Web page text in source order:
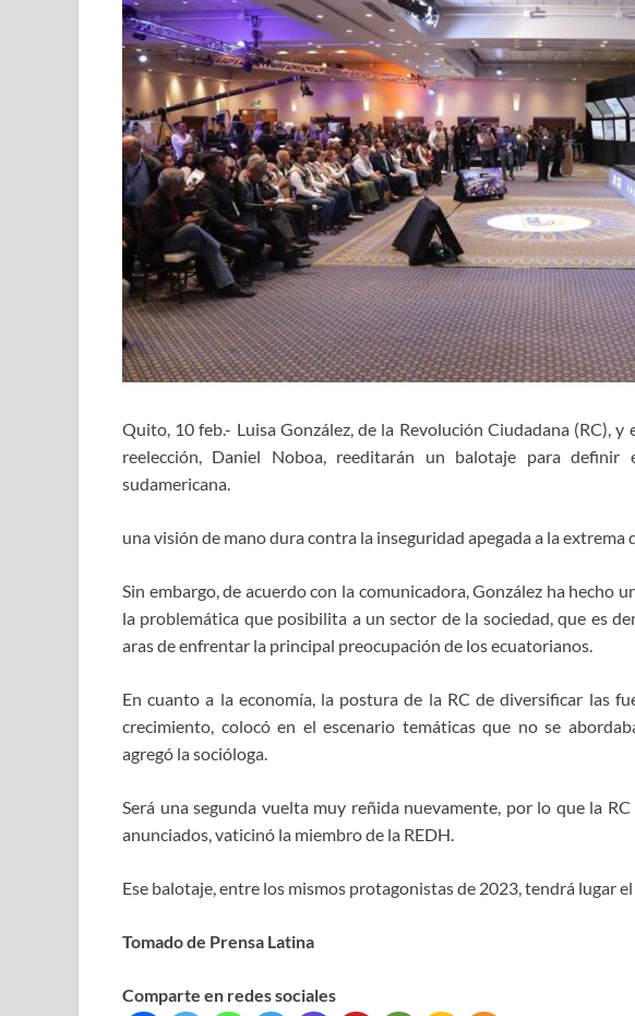
Quito, 10 feb.- Luisa González, de la Revolución Ciudadana (RC),
reelección, Daniel Noboa, reeditarán un balotaje para
sudamericana.
una visión de mano dura contra la inseguridad apegada a la extrema
Sin embargo, de acuerdo con la comunicadora, González ha hecho
la problemática que posibilita a un sector de la sociedad, que es
aras de enfrentar la principal preocupación de los ecuatorianos.
En cuanto a la economía, la postura de la RC de diversificar las
crecimiento, colocó en el escenario temáticas que no se
agregó la socióloga.
Será una segunda vuelta muy reñida nuevamente, por lo que la
anunciados, vaticinó la miembro de la REDH.
Ese balotaje, entre los mismos protagonistas de 2023, tendrá lugar
Tomado de Prensa Latina
Comparte en redes sociales